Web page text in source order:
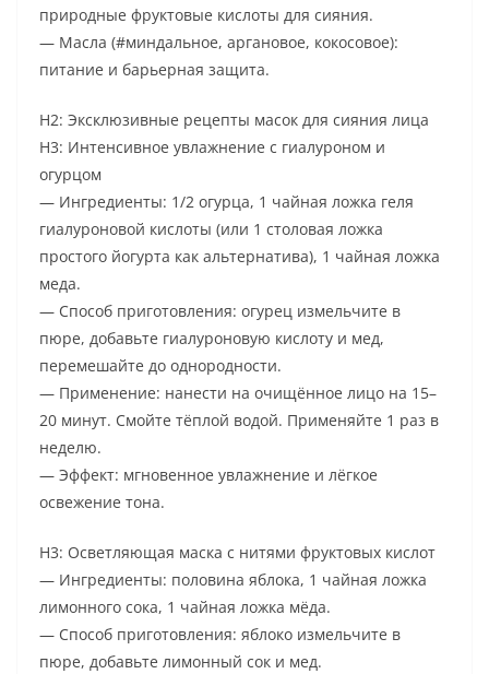
природные фруктовые кислоты для сияния.
— Масла (#миндальное, аргановое, кокосовое):
питание и барьерная защита.
H2: Эксклюзивные рецепты масок для сияния лица
H3: Интенсивное увлажнение с гиалуроном и
огурцом
— Ингредиенты: 1/2 огурца, 1 чайная ложка геля
гиалуроновой кислоты (или 1 столовая ложка
простого йогурта как альтернатива), 1 чайная ложка
меда.
— Способ приготовления: огурец измельчите в
пюре, добавьте гиалуроновую кислоту и мед,
перемешайте до однородности.
— Применение: нанести на очищённое лицо на 15–
20 минут. Смойте тёплой водой. Применяйте 1 раз в
неделю.
— Эффект: мгновенное увлажнение и лёгкое
освежение тона.
H3: Осветляющая маска с нитями фруктовых кислот
— Ингредиенты: половина яблока, 1 чайная ложка
лимонного сока, 1 чайная ложка мёда.
— Способ приготовления: яблоко измельчите в
пюре, добавьте лимонный сок и мед.